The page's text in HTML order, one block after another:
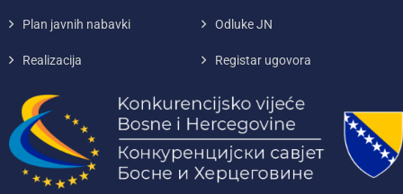
Plan javnih nabavki Odluke JN
Realizacija Registar ugovora